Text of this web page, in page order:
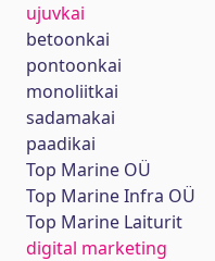
ujuvkai
betoonkai
pontoonkai
monoliitkai
sadamakai
paadikai
Top Marine OÜ
Top Marine Infra OÜ
Top Marine Laiturit
digital marketing